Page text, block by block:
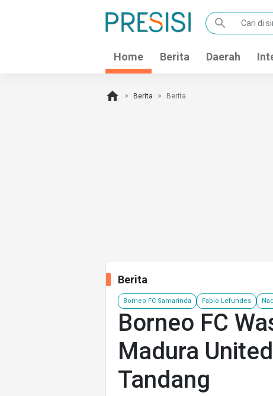
search
Home Berita Daerah
home Berita Berita
Berita
Borneo FC Samarinda Fabio Lefundes
Borneo FC
Madura
Tandang